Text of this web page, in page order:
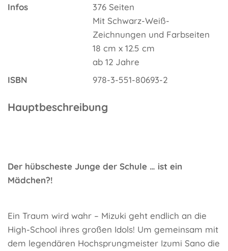
Infos
376 Seiten
Mit Schwarz-Weiß-
Zeichnungen und Farbseiten
18 cm x 12.5 cm
ab 12 Jahre
ISBN
978-3-551-80693-2
Hauptbeschreibung
Der hübscheste Junge der Schule … ist ein
Mädchen?!
Ein Traum wird wahr – Mizuki geht endlich an die
High-School ihres großen Idols! Um gemeinsam mit
dem legendären Hochsprungmeister Izumi Sano die